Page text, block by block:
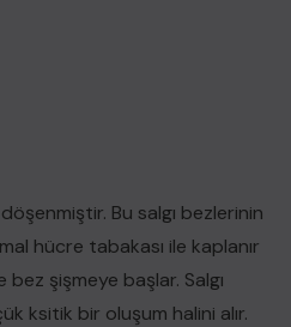
Bu salgı bezlerinin
hücre tabakası ile kaplanır
bez şişmeye başlar. Salgı
ksitik bir oluşum halini alır.